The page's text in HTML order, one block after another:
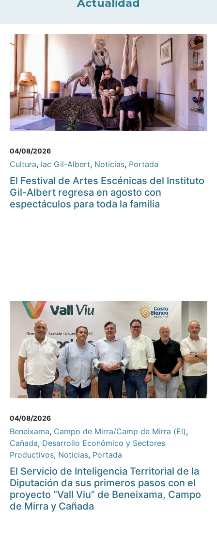
Actualidad
04/08/2026
Cultura, Iac Gil-Albert, Noticias, Portada
El Festival de Artes Escénicas del Instituto
Gil-Albert regresa en agosto con
espectáculos para toda la familia
04/08/2026
Beneixama, Campo de Mirra/Camp de Mirra (El),
Cañada, Desarrollo Económico y Sectores
Productivos, Noticias, Portada
El Servicio de Inteligencia Territorial de la
Diputación da sus primeros pasos con el
proyecto “Vall Viu” de Beneixama, Campo
de Mirra y Cañada